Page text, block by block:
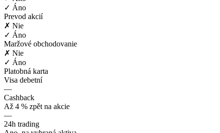
✓ Áno
Prevod akcií
✗ Nie
✓ Áno
Maržové obchodovanie
✗ Nie
✓ Áno
Platobná karta
Visa debetní
—
Cashback
Až 4 % zpět na akcie
—
24h trading